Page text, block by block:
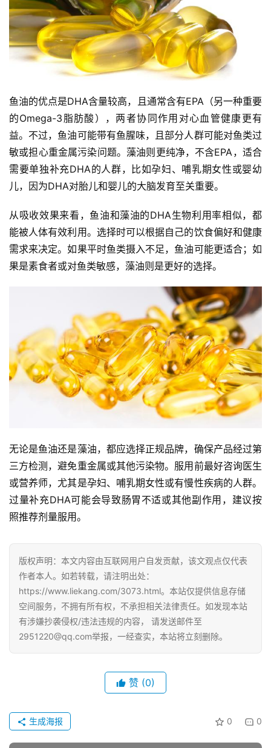
鱼油的优点是DHA含量较高，且通常含有EPA（另一种重要
的Omega-3脂肪酸），两者协同作用对心血管健康更有
益。不过，鱼油可能带有鱼腥味，且部分人群可能对鱼类过
敏或担心重金属污染问题。藻油则更纯净，不含EPA，适合
需要单独补充DHA的人群，比如孕妇、哺乳期女性或婴幼
儿，因为DHA对胎儿和婴儿的大脑发育至关重要。
从吸收效果来看，鱼油和藻油的DHA生物利用率相似，都
能被人体有效利用。选择时可以根据自己的饮食偏好和健康
需求来决定。如果平时鱼类摄入不足，鱼油可能更适合；如
果是素食者或对鱼类敏感，藻油则是更好的选择。
无论是鱼油还是藻油，都应选择正规品牌，确保产品经过第
三方检测，避免重金属或其他污染物。服用前最好咨询医生
或营养师，尤其是孕妇、哺乳期女性或有慢性疾病的人群。
过量补充DHA可能会导致肠胃不适或其他副作用，建议按
照推荐剂量服用。
版权声明：本文内容由互联网用户自发贡献，该文观点仅代表
作者本人。如若转载，请注明出处：
https://www.liekang.com/3073.html。本站仅提供信息存储
空间服务，不拥有所有权，不承担相关法律责任。如发现本站
有涉嫌抄袭侵权/违法违规的内容， 请发送邮件至
2951220@qq.com举报，一经查实，本站将立刻删除。
赞 (0)
0 0
生成海报